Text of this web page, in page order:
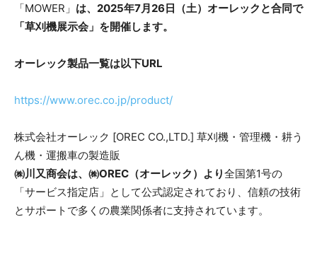
「MOWER」 は、2025年7月26日（土）オーレックと合同で
「草刈機展示会」を開催します。
オーレック製品一覧は以下URL
https://www.orec.co.jp/product/
株式会社オーレック [OREC CO.,LTD.] 草刈機・管理機・耕う
ん機・運搬車の製造販
㈱川又商会は、㈱OREC（オーレック）より全国第1号の
「サービス指定店」として公式認定されており、信頼の技術
とサポートで多くの農業関係者に支持されています。